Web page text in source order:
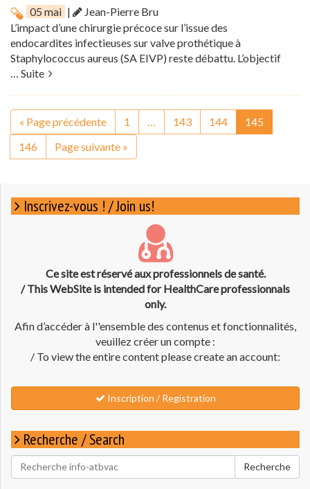
05 mai |
Jean-Pierre Bru
L’impact d’une chirurgie précoce sur l’issue des
endocardites infectieuses sur valve prothétique à
Staphylococcus aureus (SA EIVP) reste débattu. L’objectif
Suite
« Page précédente 1 143 144
145
146
Page suivante »
Inscrivez-vous ! / Join us!
Ce site est réservé aux professionnels de santé.
/ This WebSite is intended for HealthCare professionnals
only.
Afin d’accéder à l''ensemble des contenus et fonctionnalités,
veuillez créer un compte :
/ To view the entire content please create an account:
Inscription / Registration
Recherche / Search
Rechercher
pour
Recherche